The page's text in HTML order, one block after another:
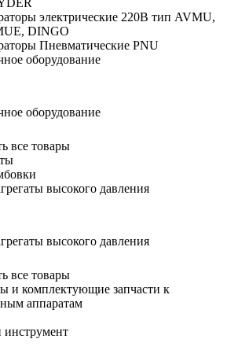
электрические 220B тип AVMU,
DINGO
Пневматические PNU
оборудование
оборудование
все товары
высокого давления
высокого давления
все товары
и комплектующие запчасти к
аппаратам
инструмент